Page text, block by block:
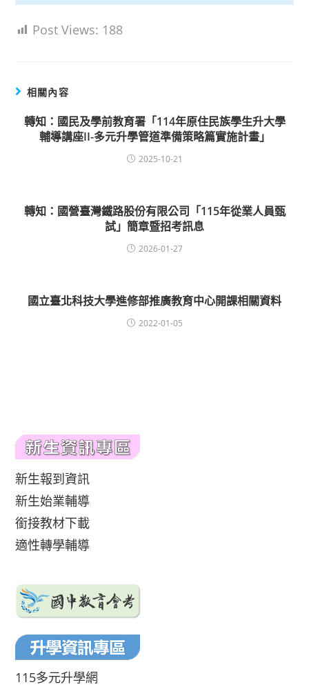
Post Views: 188
相關內容
轉知：國民及學前教育署「114年原住民族學生升大學
輔導講座II-多元升學管道準備策略篇實施計畫」
2025-10-21
轉知：國營臺灣鐵路股份有限公司「115年從業人員甄
試」簡章暨招考訊息
2026-01-27
國立臺北科技大學進修部推廣教育中心開課相關資料
2022-01-05
新生報到資訊
新生始業輔導
銜接教材下載
適性轉學輔導
115多元升學網